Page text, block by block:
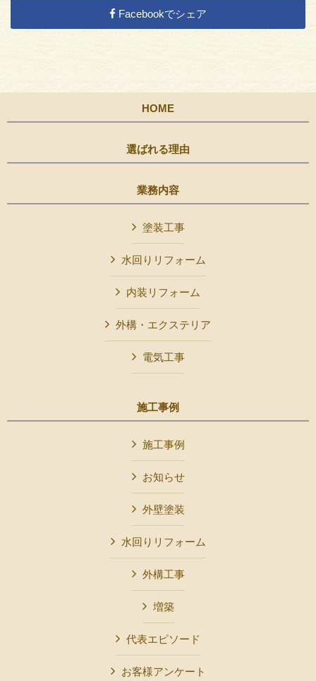
Facebookでシェア
HOME
選ばれる理由
業務内容
塗装工事
水回りリフォーム
内装リフォーム
外構・エクステリア
電気工事
施工事例
施工事例
お知らせ
外壁塗装
水回りリフォーム
外構工事
増築
代表エピソード
お客様アンケート